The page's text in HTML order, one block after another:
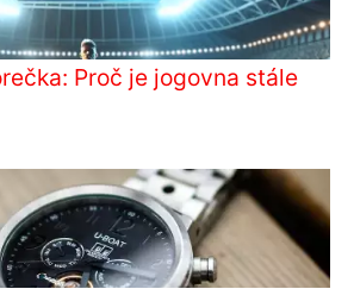
Proč je jogovna stále